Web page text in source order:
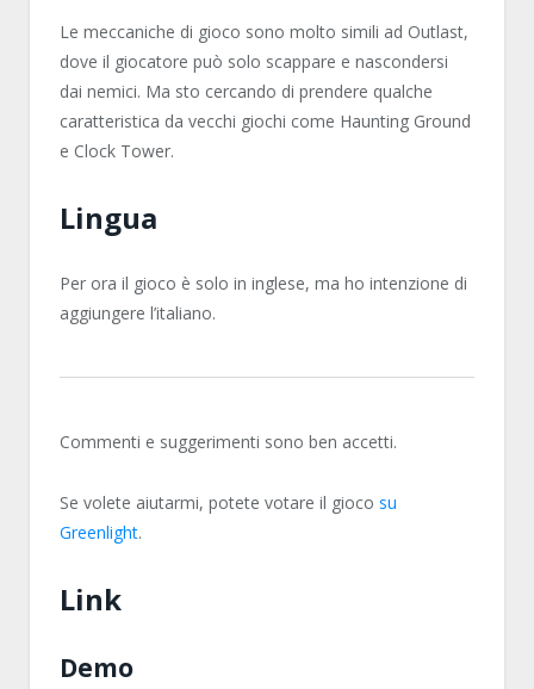
Le meccaniche di gioco sono molto simili ad Outlast,
dove il giocatore può solo scappare e nascondersi
dai nemici. Ma sto cercando di prendere qualche
caratteristica da vecchi giochi come Haunting Ground
e Clock Tower.
Lingua
Per ora il gioco è solo in inglese, ma ho intenzione di
aggiungere l’italiano.
Commenti e suggerimenti sono ben accetti.
Se volete aiutarmi, potete votare il gioco su
Greenlight.
Link
Demo